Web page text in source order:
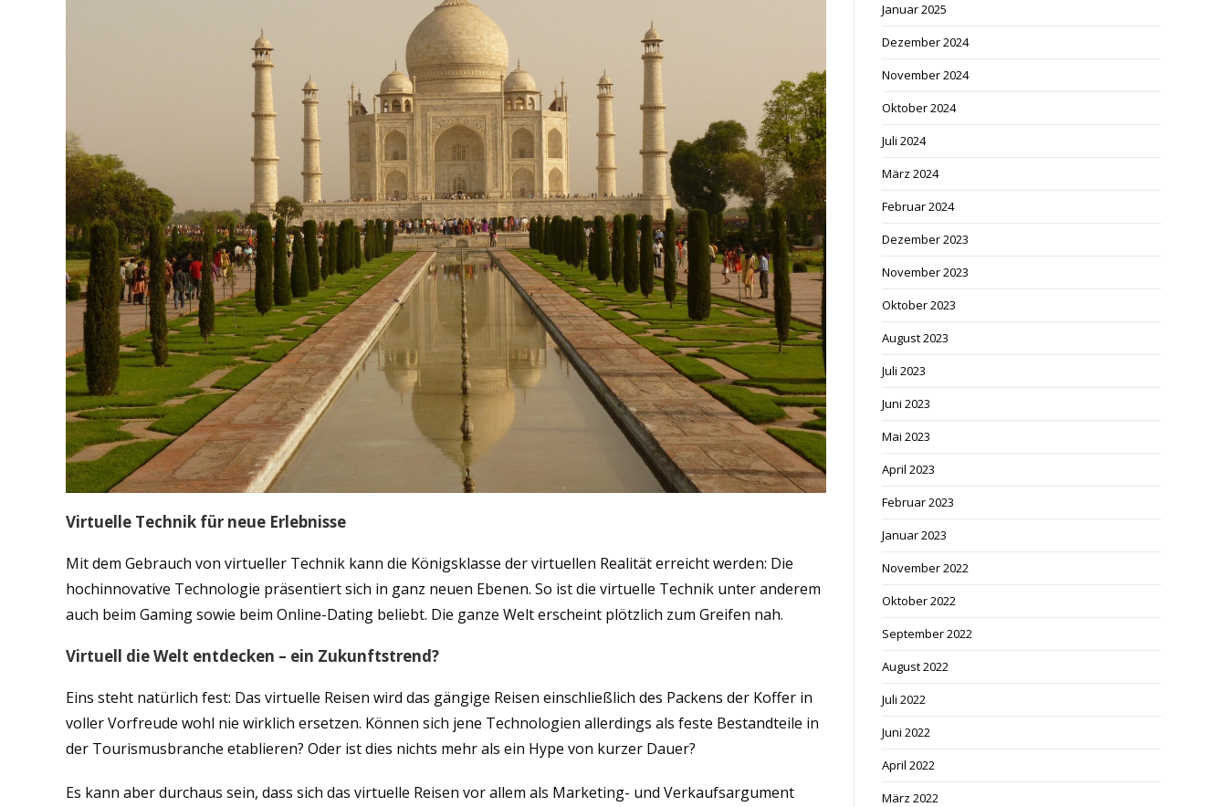
Virtuelle Technik für neue Erlebnisse
Mit dem Gebrauch von virtueller Technik kann die Königsklasse der virtuellen Realität erreicht werden: Die
hochinnovative Technologie präsentiert sich in ganz neuen Ebenen. So ist die virtuelle Technik unter anderem
auch beim Gaming sowie beim Online-Dating beliebt. Die ganze Welt erscheint plötzlich zum Greifen nah.
Virtuell die Welt entdecken – ein Zukunftstrend?
Eins steht natürlich fest: Das virtuelle Reisen wird das gängige Reisen einschließlich des Packens der Koffer in
voller Vorfreude wohl nie wirklich ersetzen. Können sich jene Technologien allerdings als feste Bestandteile in
der Tourismusbranche etablieren? Oder ist dies nichts mehr als ein Hype von kurzer Dauer?
Es kann aber durchaus sein, dass sich das virtuelle Reisen vor allem als Marketing- und Verkaufsargument
Januar 2025
Dezember 2024
November 2024
Oktober 2024
Juli 2024
März 2024
Februar 2024
Dezember 2023
November 2023
Oktober 2023
August 2023
Juli 2023
Juni 2023
Mai 2023
April 2023
Februar 2023
Januar 2023
November 2022
Oktober 2022
September 2022
August 2022
Juli 2022
Juni 2022
April 2022
März 2022